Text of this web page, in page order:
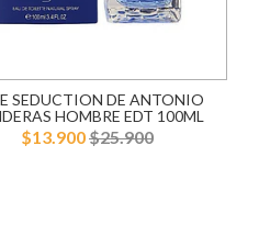
SEDUCTION DE ANTONIO
HOMBRE EDT 100ML
$13.900$25.900